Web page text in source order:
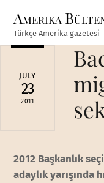
content
Amerika
Türkçe Amerika gazetesi
JULY
23
2011
2012 Başkanlık
adaylık yarışında